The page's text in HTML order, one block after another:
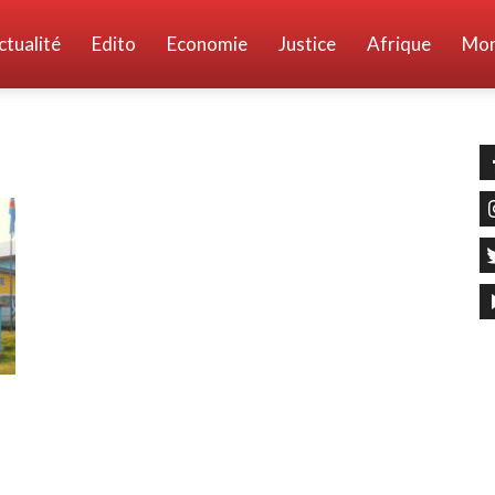
Edito Economie Justice Afrique